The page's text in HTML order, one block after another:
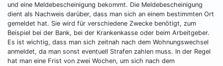
und eine Meldebescheinigung bekommt. Die Meldebescheinigung
dient als Nachweis darüber, dass man sich an einem bestimmten Ort
gemeldet hat. Sie wird für verschiedene Zwecke benötigt, zum
Beispiel bei der Bank, bei der Krankenkasse oder beim Arbeitgeber.
Es ist wichtig, dass man sich zeitnah nach dem Wohnungswechsel
anmeldet, da man sonst eventuell Strafen zahlen muss. In der Regel
hat man eine Frist von zwei Wochen, um sich nach dem